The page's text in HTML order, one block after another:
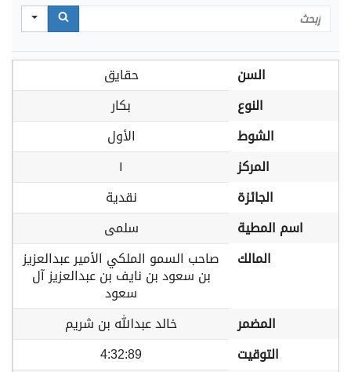
Search
السن
حقايق
النوع
بكار
الشوط
الأول
المركز
١
الجائزة
نقدية
اسم المطية
سلمى
المالك
صاحب السمو الملكي الأمير عبدالعزيز
بن سعود بن نايف بن عبدالعزيز آل
سعود
المضمر
خالد عبدالله بن شريم
التوقيت
4:32:89